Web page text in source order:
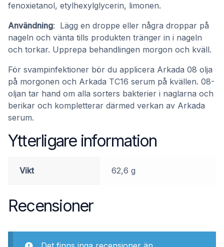
fenoxietanol, etylhexylglycerin, limonen.
Användning: Lägg en droppe eller några droppar på
nageln och vänta tills produkten tränger in i nageln
och torkar. Upprepa behandlingen morgon och kväll.
För svampinfektioner bör du applicera Arkada 08 olja
på morgonen och Arkada TC16 serum på kvällen. 08-
oljan tar hand om alla sorters bakterier i naglarna och
berikar och kompletterar därmed verkan av Arkada
serum.
Ytterligare information
Vikt 62,6 g
Recensioner